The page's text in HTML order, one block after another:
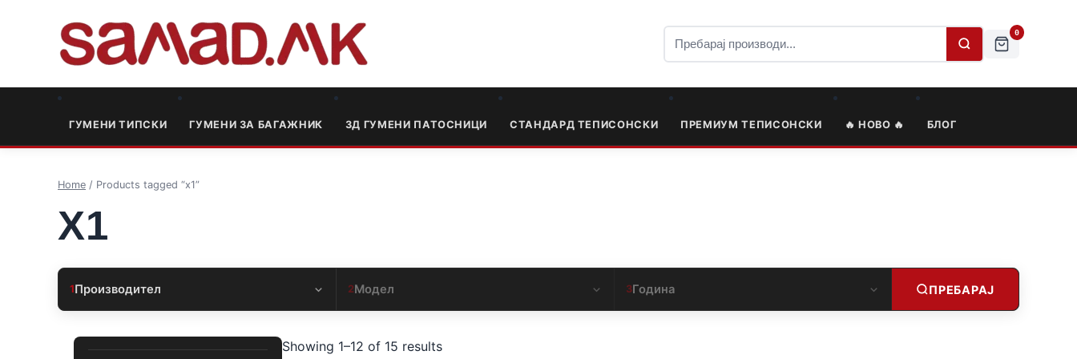
0
ГУМЕНИ ТИПСКИ ГУМЕНИ ЗА БАГАЖНИК 3Д ГУМЕНИ ПАТОСНИЦИ СТАНДАРД ТЕПИСОНСКИ ПРЕМИУМ ТЕПИСОНСКИ 🔥 НОВО 🔥 БЛОГ
Home / Products tagged “x1”
X1
1Производител 2Модел 3Година ПРЕБАРАЈ
Showing 1–12 of 15 results